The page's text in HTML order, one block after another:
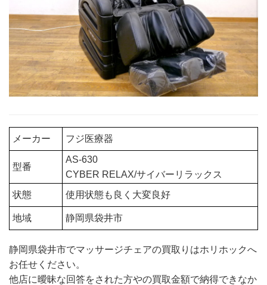
メーカー フジ医療器
型番
AS-630
CYBER RELAX/サイバーリラックス
状態
使用状態も良く大変良好
地域 静岡県袋井市
静岡県袋井市でマッサージチェアの買取りはホリホックへ
お任せください。
他店に曖昧な回答をされた方やの買取金額で納得できなか